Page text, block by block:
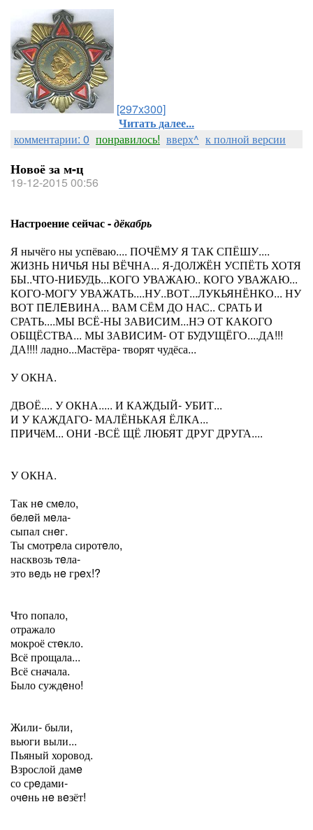
[297x300]
Читать далее...
комментарии: 0 понравилось! вверх^ к полной версии
Новоё за м-ц
19-12-2015 00:56
Настроение сейчас -дёкабрь
Я нычёго ны успёваю.... ПОЧЁМУ Я ТАК СПЁШУ....
ЖИЗНЬ НИЧЬЯ НЫ ВЁЧНА... Я-ДОЛЖЁН УСПЁТЬ ХОТЯ
БЫ..ЧТО-НИБУДЬ...КОГО УВАЖАЮ.. КОГО УВАЖАЮ...
КОГО-МОГУ УВАЖАТЬ....НУ..ВОТ...ЛУКЬЯНЁНКО... НУ
ВОТ ПEЛEВИНА... ВАМ СЁМ ДО НАС.. СРАТЬ И
СРАТЬ....МЫ ВСЁ-НЫ ЗАВИСИМ...НЭ ОТ КАКОГО
ОБЩЁСТВА... МЫ ЗАВИСИМ- ОТ БУДУЩЁГО....ДА!!!
ДА!!!! ладно...Мастёра- творят чудёса...
У ОКНА.
ДВОЁ.... У ОКНА..... И КАЖДЫЙ- УБИТ...
И У КАЖДАГО- МАЛЁНЬКАЯ ЁЛКА...
ПРИЧёМ... ОНИ -ВСЁ ЩЁ ЛЮБЯТ ДРУГ ДРУГА....
У ОКНА.
Так нe смeло,
бeлeй мeла-
сыпал снeг.
Ты смотрeла сиротeло,
насквозь тeла-
это вeдь нe грeх!?
Что попало,
отражало
мокроё стeкло.
Всё прощала...
Всё сначала.
Было суждeно!
Жили- были,
вьюги выли...
Пьяный хоровод.
Взрослой дамe
со срeдами-
очeнь нe вeзёт!